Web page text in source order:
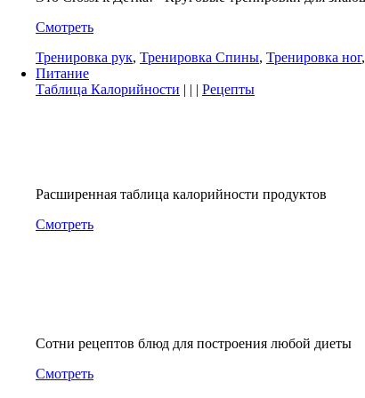
Смотреть
Тренировка рук, Тренировка Спины, Тренировка ног,
Питание
Таблица Калорийности | | | Рецепты
Расширенная таблица калорийности продуктов
Смотреть
Сотни рецептов блюд для построения любой диеты
Смотреть